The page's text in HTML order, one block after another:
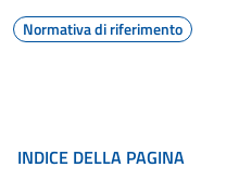
Normativa di riferimento
INDICE DELLA PAGINA